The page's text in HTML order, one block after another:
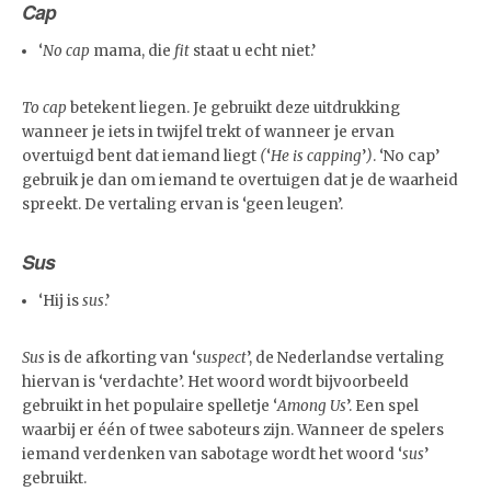
Cap
‘No cap mama, die fit staat u echt niet.’
To cap betekent liegen. Je gebruikt deze uitdrukking
wanneer je iets in twijfel trekt of wanneer je ervan
overtuigd bent dat iemand liegt (‘He is capping’). ‘No cap’
gebruik je dan om iemand te overtuigen dat je de waarheid
spreekt. De vertaling ervan is ‘geen leugen’.
Sus
‘Hij issus.’
Sus is de afkorting van ‘suspect’, de Nederlandse vertaling
hiervan is ‘verdachte’. Het woord wordt bijvoorbeeld
gebruikt in het populaire spelletje ‘Among Us’. Een spel
waarbij er één of twee saboteurs zijn. Wanneer de spelers
iemand verdenken van sabotage wordt het woord ‘sus’
gebruikt.